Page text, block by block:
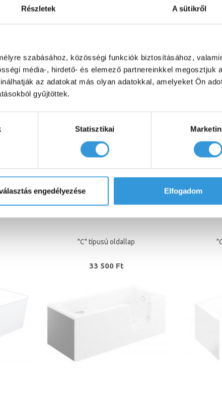
Részletek A sütikről
szabásához, közösségi funkciók biztosításához,
média-, hirdető- és elemező partnereinkkel megosztjuk
az adatokat más olyan adatokkal, amelyeket Ön
gyűjtöttek.
Statisztikai
engedélyezése Elfogadom
Előlap Aura
"C" típusú oldallap
33 500 Ft